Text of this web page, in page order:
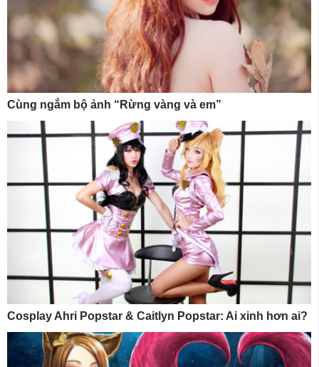
Cùng ngắm bộ ảnh “Rừng vàng và em”
Cosplay Ahri Popstar & Caitlyn Popstar: Ai xinh hơn ai?